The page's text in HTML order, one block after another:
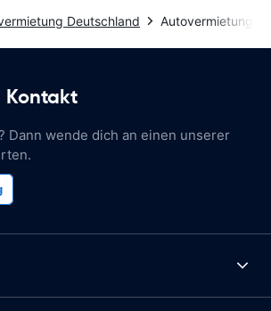
Deutschland Autovermietung
Kontakt
Dann wende dich an einen unserer